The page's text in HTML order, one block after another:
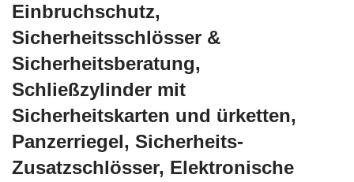
Einbruchschutz,
Sicherheitsschlösser &
Sicherheitsberatung,
Schließzylinder mit
Sicherheitskarten und ürketten,
Panzerriegel, Sicherheits-
Zusatzschlösser, Elektronische